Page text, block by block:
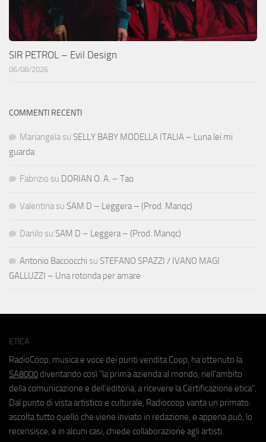
SIR PETROL – Evil Design
06/08/2026
COMMENTI RECENTI
Mariangela su SELLY BABY MODELLA ITALIA – Luna lei mi
guarda
Fabrizio su DORIAN O. A. – Tao
Valentina su SAM D – Leggera – (Prod. Manqc)
Danilo su SAM D – Leggera – (Prod. Manqc)
Antonio Bacciocchi su STEFANO SPAZZI / IVANO MAGI
GALLUZZI – Una rotonda per amare
ETICA
RadioCoop, musica e voce dei punti vendita Coop, ha ottenuto la
SA8000 diventando così "la prima azienda al mondo, nell'ambito
della comunicazione e dell'editoria, a ricevere la Certificazione etica".
Dal punto di vista artistico e culturale, Radiocoop vanta un primato:
ascolta tutto quello che viene inviato in redazione, e appena può, lo
recensisce, e in alcuni casi, chiede collaborazione agli artisti.